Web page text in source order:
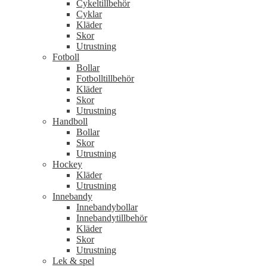
Cykeltillbehör
Cyklar
Kläder
Skor
Utrustning
Fotboll
Bollar
Fotbolltillbehör
Kläder
Skor
Utrustning
Handboll
Bollar
Skor
Utrustning
Hockey
Kläder
Utrustning
Innebandy
Innebandybollar
Innebandytillbehör
Kläder
Skor
Utrustning
Lek & spel